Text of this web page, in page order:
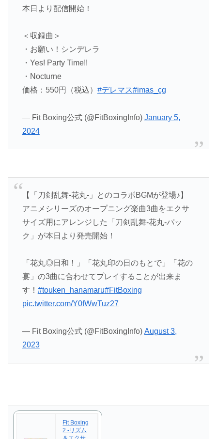
本日より配信開始！
＜収録曲＞
・お願い！シンデレラ
・Yes! Party Time!!
・Nocturne
価格：550円（税込） #デレマス#imas_cg
— Fit Boxing公式 (@FitBoxingInfo) January 5,
2024
【「刀剣乱舞-花丸-」とのコラボBGMが登場♪】
アニメシリーズのオープニング楽曲3曲をエクサ
サイズ用にアレンジした「刀剣乱舞-花丸-パッ
ク」が本日より発売開始！
「花丸◎日和！」「花丸印の日のもとで」「花の
宴」の3曲に合わせてプレイすることが出来ま
す！ #touken_hanamaru#FitBoxing
pic.twitter.com/Y0fWwTuz27
— Fit Boxing公式 (@FitBoxingInfo) August 3,
2023
Fit Boxing
2 -リズム